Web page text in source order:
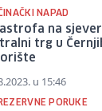
NAPAD
na
trg u
u 15:46
PORUKE